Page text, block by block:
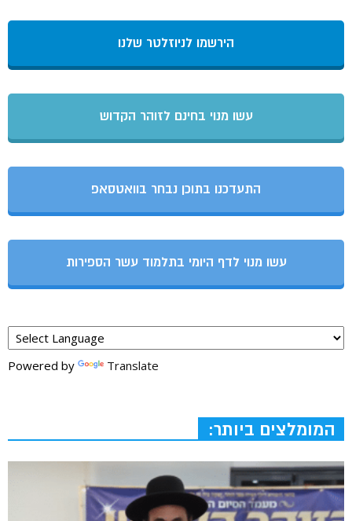
הירשמו לניוזלטר שלנו
עשו מנוי בחינם לזוהר הקדוש
התעדכנו בתוכן נבחר בוואטסאפ
עשו מנוי לדף היומי בתלמוד עשר הספירות
Powered by Translate
המומלצים ביותר: